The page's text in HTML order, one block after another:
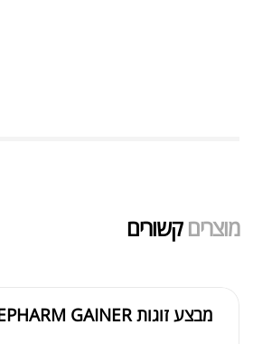
מוצרים קשורים
מבצע זוגות MUSCLEPHARM GAINER